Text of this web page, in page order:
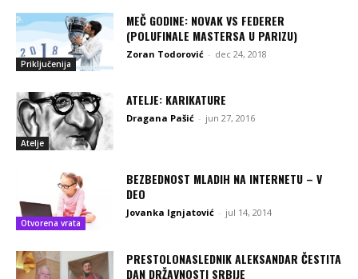
Priključenija
MEČ GODINE: NOVAK VS FEDERER
(POLUFINALE MASTERSA U PARIZU)
Zoran Todorović - dec 24, 2018
Atelje
ATELJE: KARIKATURE
Dragana Pašić - jun 27, 2016
Otvorena vrata
BEZBEDNOST MLADIH NA INTERNETU – V
DEO
Jovanka Ignjatović - jul 14, 2014
PRESTOLONASLEDNIK ALEKSANDAR ČESTITA
DAN DRŽAVNOSTI SRBIJE